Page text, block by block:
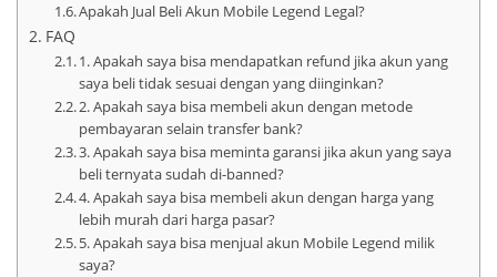
Apakah Jual Beli Akun Mobile Legend Legal?
FAQ
1. Apakah saya bisa mendapatkan refund jika akun yang
saya beli tidak sesuai dengan yang diinginkan?
2. Apakah saya bisa membeli akun dengan metode
pembayaran selain transfer bank?
3. Apakah saya bisa meminta garansi jika akun yang saya
beli ternyata sudah di-banned?
4. Apakah saya bisa membeli akun dengan harga yang
lebih murah dari harga pasar?
5. Apakah saya bisa menjual akun Mobile Legend milik
saya?